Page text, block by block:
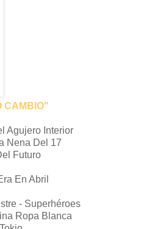
CAMBIO"
Agujero Interior
Nena Del 17
Futuro
En Abril
- Superhéroes
Ropa Blanca